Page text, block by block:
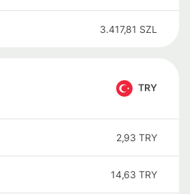
3.417,81 SZL
TRY
2,93 TRY
14,63 TRY